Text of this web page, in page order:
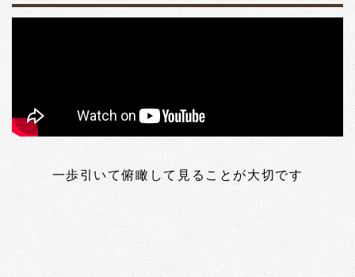
一歩引いて俯瞰して見ることが大切です